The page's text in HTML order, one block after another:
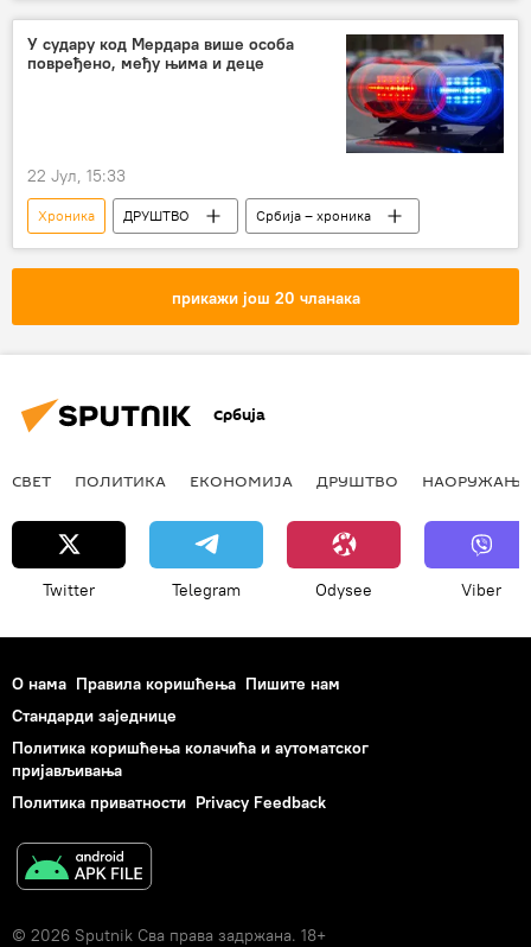
У судару код Мердара више особа
повређено, међу њима и деце
22 Јул, 15:33
Хроника ДРУШТВО Србија – хроника
прикажи још 20 чланака
Србија
СВЕТ ПОЛИТИКА ЕКОНОМИЈА ДРУШТВО НАОРУЖАЊЕ
Twitter Telegram Odysee Viber
О нама Правила коришћења Пишите нам
Стандарди заједнице
Политика коришћења колачића и аутоматског
пријављивања
Политика приватности Privacy Feedback
© 2026 Sputnik Сва права задржана. 18+